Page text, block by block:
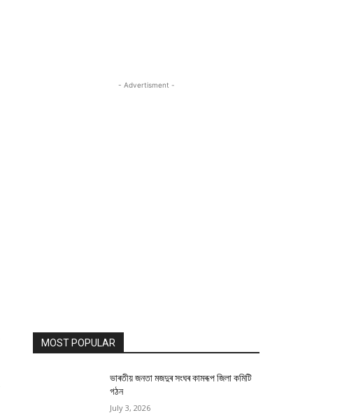
- Advertisment -
MOST POPULAR
ভাৰতীয় জনতা মজদুৰ সংঘৰ কামৰূপ জিলা কমিটি
গঠন
July 3, 2026